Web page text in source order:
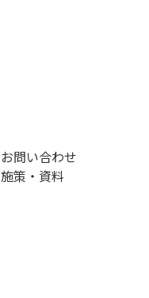
お問い合わせ
施策・資料